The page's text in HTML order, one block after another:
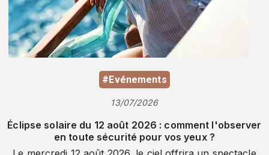
#Evénements
13/07/2026
Éclipse solaire du 12 août 2026 : comment l'observer
en toute sécurité pour vos yeux ?